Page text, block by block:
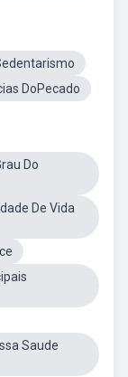
DoPecado
Do
De Vida
Saude